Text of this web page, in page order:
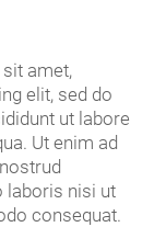
amet,
elit, sed do
ut labore
Ut enim ad
laboris nisi ut
consequat.